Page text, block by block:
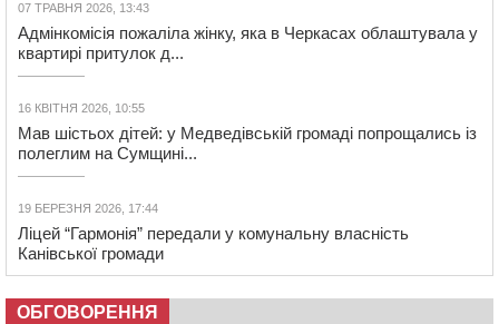
07 ТРАВНЯ 2026, 13:43
Адмінкомісія пожаліла жінку, яка в Черкасах облаштувала у
квартирі притулок д...
16 КВІТНЯ 2026, 10:55
Мав шістьох дітей: у Медведівській громаді попрощались із
полеглим на Сумщині...
19 БЕРЕЗНЯ 2026, 17:44
Ліцей “Гармонія” передали у комунальну власність
Канівської громади
ОБГОВОРЕННЯ